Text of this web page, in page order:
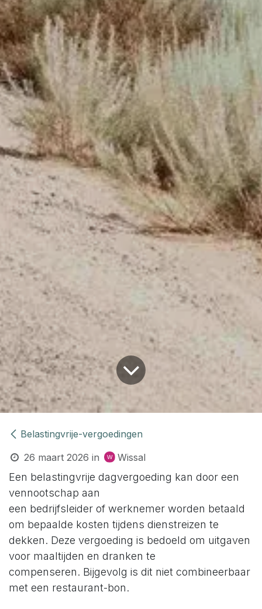
Belastingvrije-vergoedingen
26 maart 2026 in Wissal
Een belastingvrije dagvergoeding kan door een
vennootschap aan
een bedrijfsleider of werknemer worden betaald
om bepaalde kosten tijdens dienstreizen te
dekken. Deze vergoeding is bedoeld om uitgaven
voor maaltijden en dranken te
compenseren. Bijgevolg is dit niet combineerbaar
met een restaurant-bon.